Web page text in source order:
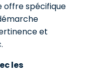
offre spécifique
et
les